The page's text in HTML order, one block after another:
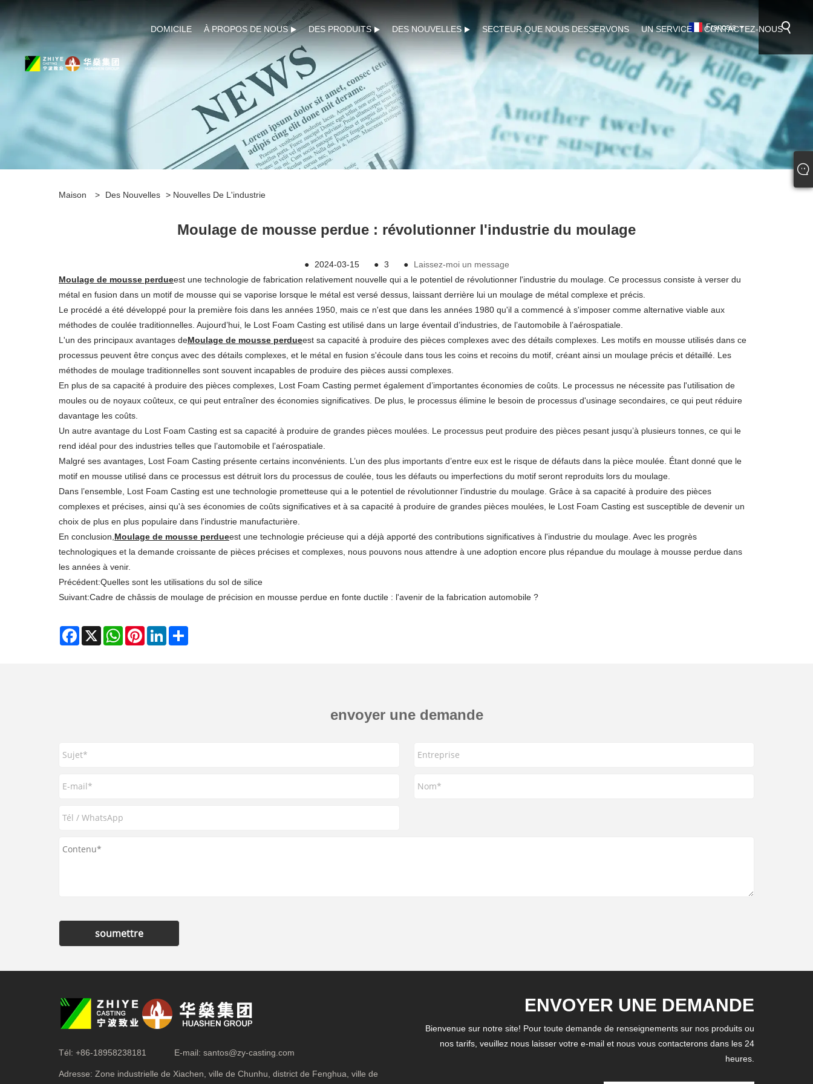
DOMICILE À PROPOS DE NOUS DES PRODUITS DES NOUVELLES SECTEUR QUE NOUS DESSERVONS UN SERVICE CONTACTEZ-NOUS
Français
Maison > Des Nouvelles > Nouvelles De L'industrie
Moulage de mousse perdue : révolutionner l'industrie du moulage
● 2024-03-15 ● 3 ●
Laissez-moi un message
Moulage de mousse perdueest une technologie de fabrication relativement nouvelle qui a le potentiel de révolutionner l'industrie du moulage. Ce processus consiste à verser du
métal en fusion dans un motif de mousse qui se vaporise lorsque le métal est versé dessus, laissant derrière lui un moulage de métal complexe et précis.
Le procédé a été développé pour la première fois dans les années 1950, mais ce n'est que dans les années 1980 qu'il a commencé à s'imposer comme alternative viable aux
méthodes de coulée traditionnelles. Aujourd’hui, le Lost Foam Casting est utilisé dans un large éventail d’industries, de l’automobile à l’aérospatiale.
L'un des principaux avantages deMoulage de mousse perdueest sa capacité à produire des pièces complexes avec des détails complexes. Les motifs en mousse utilisés dans ce
processus peuvent être conçus avec des détails complexes, et le métal en fusion s'écoule dans tous les coins et recoins du motif, créant ainsi un moulage précis et détaillé. Les
méthodes de moulage traditionnelles sont souvent incapables de produire des pièces aussi complexes.
En plus de sa capacité à produire des pièces complexes, Lost Foam Casting permet également d’importantes économies de coûts. Le processus ne nécessite pas l'utilisation de
moules ou de noyaux coûteux, ce qui peut entraîner des économies significatives. De plus, le processus élimine le besoin de processus d'usinage secondaires, ce qui peut réduire
davantage les coûts.
Un autre avantage du Lost Foam Casting est sa capacité à produire de grandes pièces moulées. Le processus peut produire des pièces pesant jusqu’à plusieurs tonnes, ce qui le
rend idéal pour des industries telles que l’automobile et l’aérospatiale.
Malgré ses avantages, Lost Foam Casting présente certains inconvénients. L’un des plus importants d’entre eux est le risque de défauts dans la pièce moulée. Étant donné que le
motif en mousse utilisé dans ce processus est détruit lors du processus de coulée, tous les défauts ou imperfections du motif seront reproduits lors du moulage.
Dans l’ensemble, Lost Foam Casting est une technologie prometteuse qui a le potentiel de révolutionner l’industrie du moulage. Grâce à sa capacité à produire des pièces
complexes et précises, ainsi qu'à ses économies de coûts significatives et à sa capacité à produire de grandes pièces moulées, le Lost Foam Casting est susceptible de devenir un
choix de plus en plus populaire dans l'industrie manufacturière.
En conclusion, Moulage de mousse perdueest une technologie précieuse qui a déjà apporté des contributions significatives à l'industrie du moulage. Avec les progrès
technologiques et la demande croissante de pièces précises et complexes, nous pouvons nous attendre à une adoption encore plus répandue du moulage à mousse perdue dans
les années à venir.
Précédent:Quelles sont les utilisations du sol de silice
Suivant:Cadre de châssis de moulage de précision en mousse perdue en fonte ductile : l'avenir de la fabrication automobile ?
Facebook
X WhatsAppPinterestLinkedIn
envoyer une demande
soumettre
Tél: +86-18958238181 E-mail: santos@zy-casting.com
Adresse: Zone industrielle de Xiachen, ville de Chunhu, district de Fenghua, ville de
ENVOYER UNE DEMANDE
Bienvenue sur notre site! Pour toute demande de renseignements sur nos produits ou
nos tarifs, veuillez nous laisser votre e-mail et nous vous contacterons dans les 24
heures.